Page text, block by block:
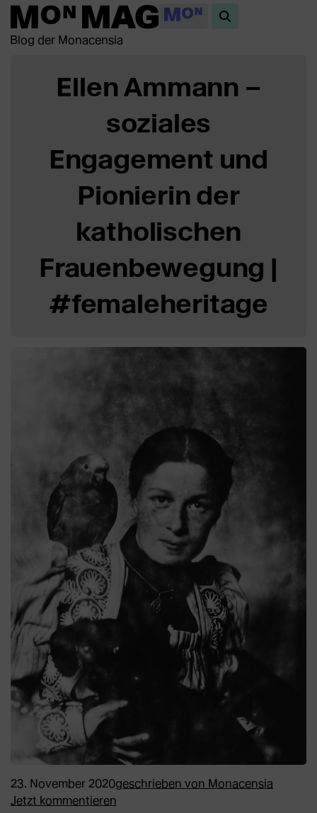
Blog der Monacensia
Ellen Ammann –
soziales
Engagement und
Pionierin der
katholischen
Frauenbewegung |
#femaleheritage
23. November 2020geschrieben von Monacensia
Jetzt kommentieren